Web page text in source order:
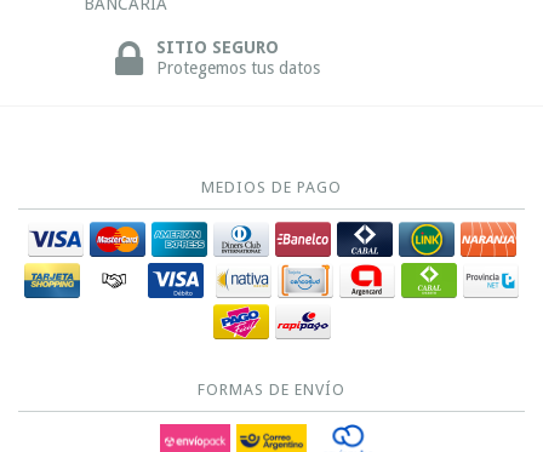
SITIO SEGURO
Protegemos tus datos
MEDIOS DE PAGO
FORMAS DE ENVÍO